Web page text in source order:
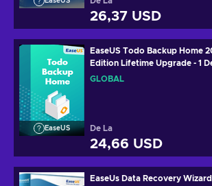
26,37 USD
EaseUS
EaseUS Todo Backup Home
Edition Lifetime Upgrade - 1
Lifetime Key GLOBAL
GLOBAL
De La
24,66 USD
EaseUs Data Recovery Wizard